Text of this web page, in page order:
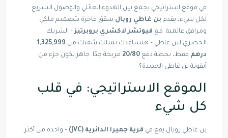
في موقع استراتيجي يجمع بين الهدوء العائلي والوصول السريع
لكل شيء، يقدم بن غاطي رويال شقق فاخرة بتصميم ملكي
ومرافق عالمية. مع فيوتشر لاكشري بروبرتيز– الشريك
الحصري لبن غاطي – هنساعدك تمتلك شقتك من 1,325,999
درهم فقط، بخطة دفع 20/80 مريحة جدًا. جاهز تكون جزء من
أيقونة بن غاطي الجديدة؟
الموقع الاستراتيجي: في قلب
كل شيء
بن غاطي رويال يقع في قرية جميرا الدائرية (JVC)
– واحدة من أكثر